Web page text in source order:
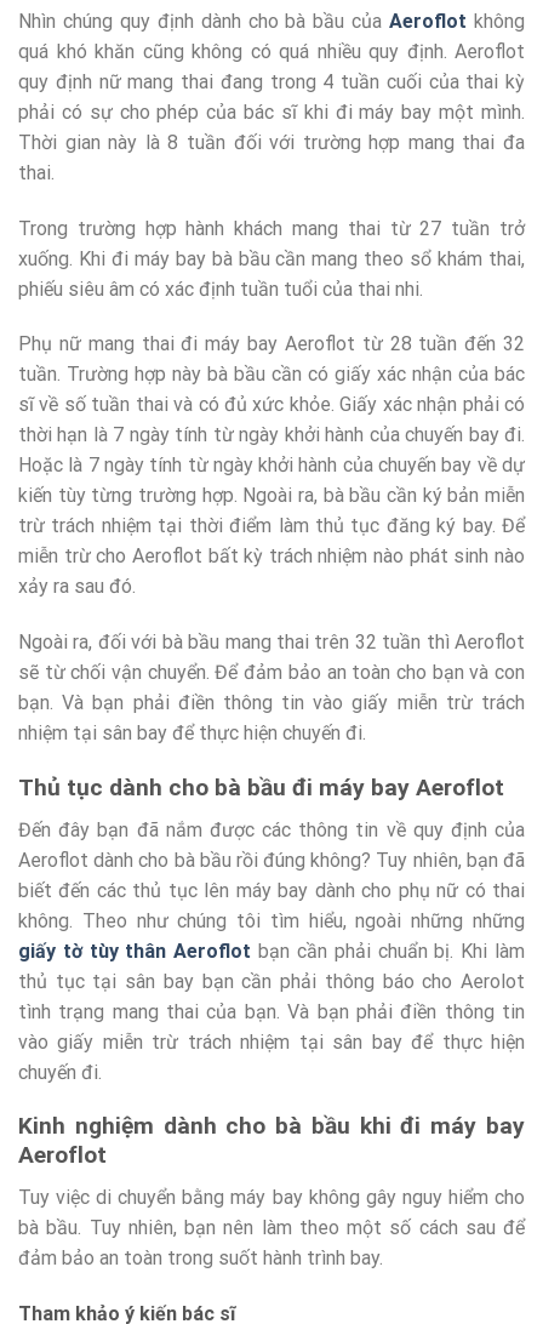
Nhìn chúng quy định dành cho bà bầu củaAeroflot không
quá khó khăn cũng không có quá nhiều quy định. Aeroflot
quy định nữ mang thai đang trong 4 tuần cuối của thai kỳ
phải có sự cho phép của bác sĩ khi đi máy bay một mình.
Thời gian này là 8 tuần đối với trường hợp mang thai đa
thai.
Trong trường hợp hành khách mang thai từ 27 tuần trở
xuống. Khi đi máy bay bà bầu cần mang theo sổ khám thai,
phiếu siêu âm có xác định tuần tuổi của thai nhi.
Phụ nữ mang thai đi máy bay Aeroflot từ 28 tuần đến 32
tuần. Trường hợp này bà bầu cần có giấy xác nhận của bác
sĩ về số tuần thai và có đủ xức khỏe. Giấy xác nhận phải có
thời hạn là 7 ngày tính từ ngày khởi hành của chuyến bay đi.
Hoặc là 7 ngày tính từ ngày khởi hành của chuyến bay về dự
kiến tùy từng trường hợp. Ngoài ra, bà bầu cần ký bản miễn
trừ trách nhiệm tại thời điểm làm thủ tục đăng ký bay. Để
miễn trừ cho Aeroflot bất kỳ trách nhiệm nào phát sinh nào
xảy ra sau đó.
Ngoài ra, đối với bà bầu mang thai trên 32 tuần thì Aeroflot
sẽ từ chối vận chuyển. Để đảm bảo an toàn cho bạn và con
bạn. Và bạn phải điền thông tin vào giấy miễn trừ trách
nhiệm tại sân bay để thực hiện chuyến đi.
Thủ tục dành cho bà bầu đi máy bay Aeroflot
Đến đây bạn đã nắm được các thông tin về quy định của
Aeroflot dành cho bà bầu rồi đúng không? Tuy nhiên, bạn đã
biết đến các thủ tục lên máy bay dành cho phụ nữ có thai
không. Theo như chúng tôi tìm hiểu, ngoài những những
giấy tờ tùy thân Aeroflot bạn cần phải chuẩn bị. Khi làm
thủ tục tại sân bay bạn cần phải thông báo cho Aerolot
tình trạng mang thai của bạn. Và bạn phải điền thông tin
vào giấy miễn trừ trách nhiệm tại sân bay để thực hiện
chuyến đi.
Kinh nghiệm dành cho bà bầu khi đi máy bay
Aeroflot
Tuy việc di chuyển bằng máy bay không gây nguy hiểm cho
bà bầu. Tuy nhiên, bạn nên làm theo một số cách sau để
đảm bảo an toàn trong suốt hành trình bay.
Tham khảo ý kiến bác sĩ